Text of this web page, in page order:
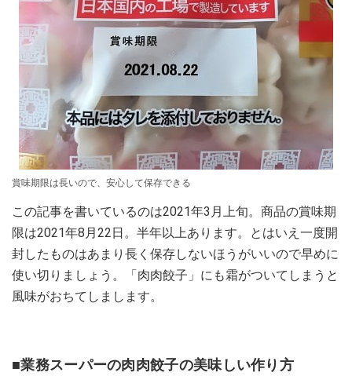
賞味期限は長いので、安心して保存できる
この記事を書いているのは2021年3月上旬。商品の賞味期
限は2021年8月22日。半年以上あります。とはいえ一度開
封したものはあまり長く保存しないほうがいいので早めに
使い切りましょう。「肉肉餃子」にも霜がついてしまうと
風味がおちてしまします。
■業務スーパーの肉肉餃子の美味しい作り方